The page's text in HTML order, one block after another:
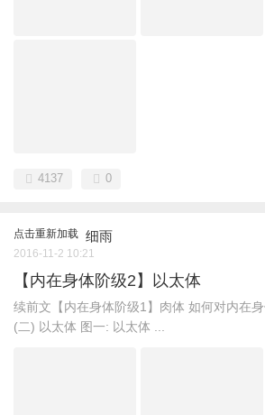
4137 0
点击重新加载 细雨
2016-11-2 10:21
【内在身体阶级2】以太体
续前文【内在身体阶级1】肉体 如何对内在
(二) 以太体 图一: 以太体 ...